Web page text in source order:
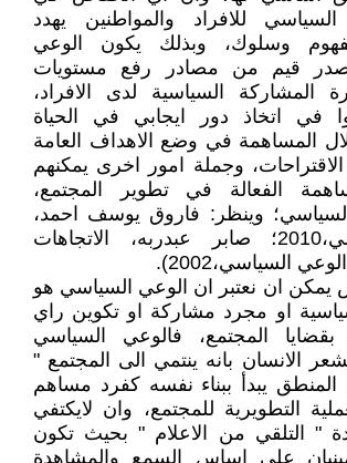
للافراد والمواطنين يهدد
وسلوك، وبذلك يكون الوعي
قيم من مصادر رفع مستويات
المشاركة السياسية لدى الافراد،
في اتخاذ دور ايجابي في الحياة
المساهمة في وضع الاهداف العامة
الاقتراحات، وجملة امور اخرى يمكنهم
الفعالة في تطوير المجتمع،
السياسي؛ وينظر: فاروق يوسف احمد،
السلوك السياسي،2010؛ صابر عبدربه، الاتجاهات
السياسي،2002).
ان نعتبر ان الوعي السياسي هو
او مجرد مشاركة او تكوين راي
المجتمع، فالوعي السياسي
الانسان بانه ينتمي الى المجتمع "
يبدأ ببناء نفسه كفرد مساهم
التطويرية للمجتمع، وان لايكتفي
" التلقي من الاعلام " بحيث تكون
على اساس السمع والمشاهدة